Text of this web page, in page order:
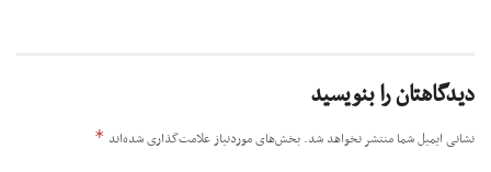
دیدگاهتان را بنویسید
نشانی ایمیل شما منتشر نخواهد شد. بخش‌های موردنیاز علامت‌گذاری شده‌اند *